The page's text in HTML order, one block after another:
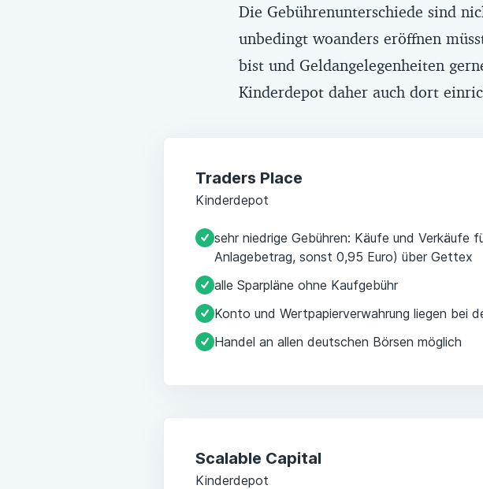
Die Gebührenunterschiede sind
unbedingt woanders eröffnen
bist und Geldangelegenheiten
Kinderdepot daher auch dort
Traders Place
Kinderdepot
sehr niedrige Gebühren: Käufe und Verkäufe
Anlagebetrag, sonst 0,95 Euro) über Gettex
alle Sparpläne ohne Kaufgebühr
Konto und Wertpapierverwahrung liegen bei
Handel an allen deutschen Börsen möglich
Scalable Capital
Kinderdepot